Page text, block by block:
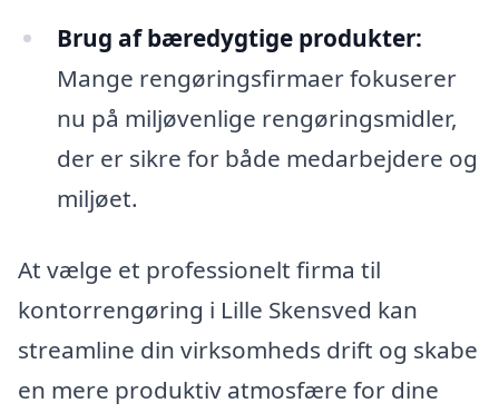
Brug af bæredygtige produkter:
Mange rengøringsfirmaer fokuserer
nu på miljøvenlige rengøringsmidler,
der er sikre for både medarbejdere og
miljøet.
At vælge et professionelt firma til
kontorrengøring i Lille Skensved kan
streamline din virksomheds drift og skabe
en mere produktiv atmosfære for dine